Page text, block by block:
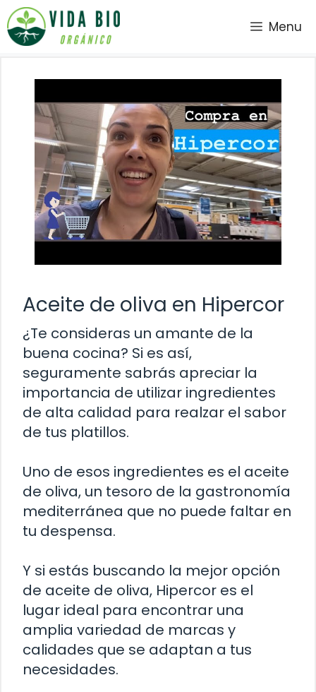
Saltar
al
contenido
Menu
Aceite de oliva en Hipercor
¿Te consideras un amante de la
buena cocina? Si es así,
seguramente sabrás apreciar la
importancia de utilizar ingredientes
de alta calidad para realzar el sabor
de tus platillos.
Uno de esos ingredientes es el aceite
de oliva, un tesoro de la gastronomía
mediterránea que no puede faltar en
tu despensa.
Y si estás buscando la mejor opción
de aceite de oliva, Hipercor es el
lugar ideal para encontrar una
amplia variedad de marcas y
calidades que se adaptan a tus
necesidades.